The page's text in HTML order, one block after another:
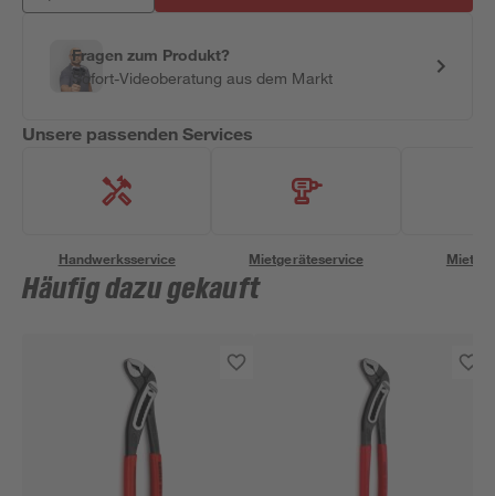
Fragen zum Produkt?
Sofort-Videoberatung aus dem Markt
Unsere passenden Services
Handwerksservice Mietgeräteservice
Häufig dazu gekauft